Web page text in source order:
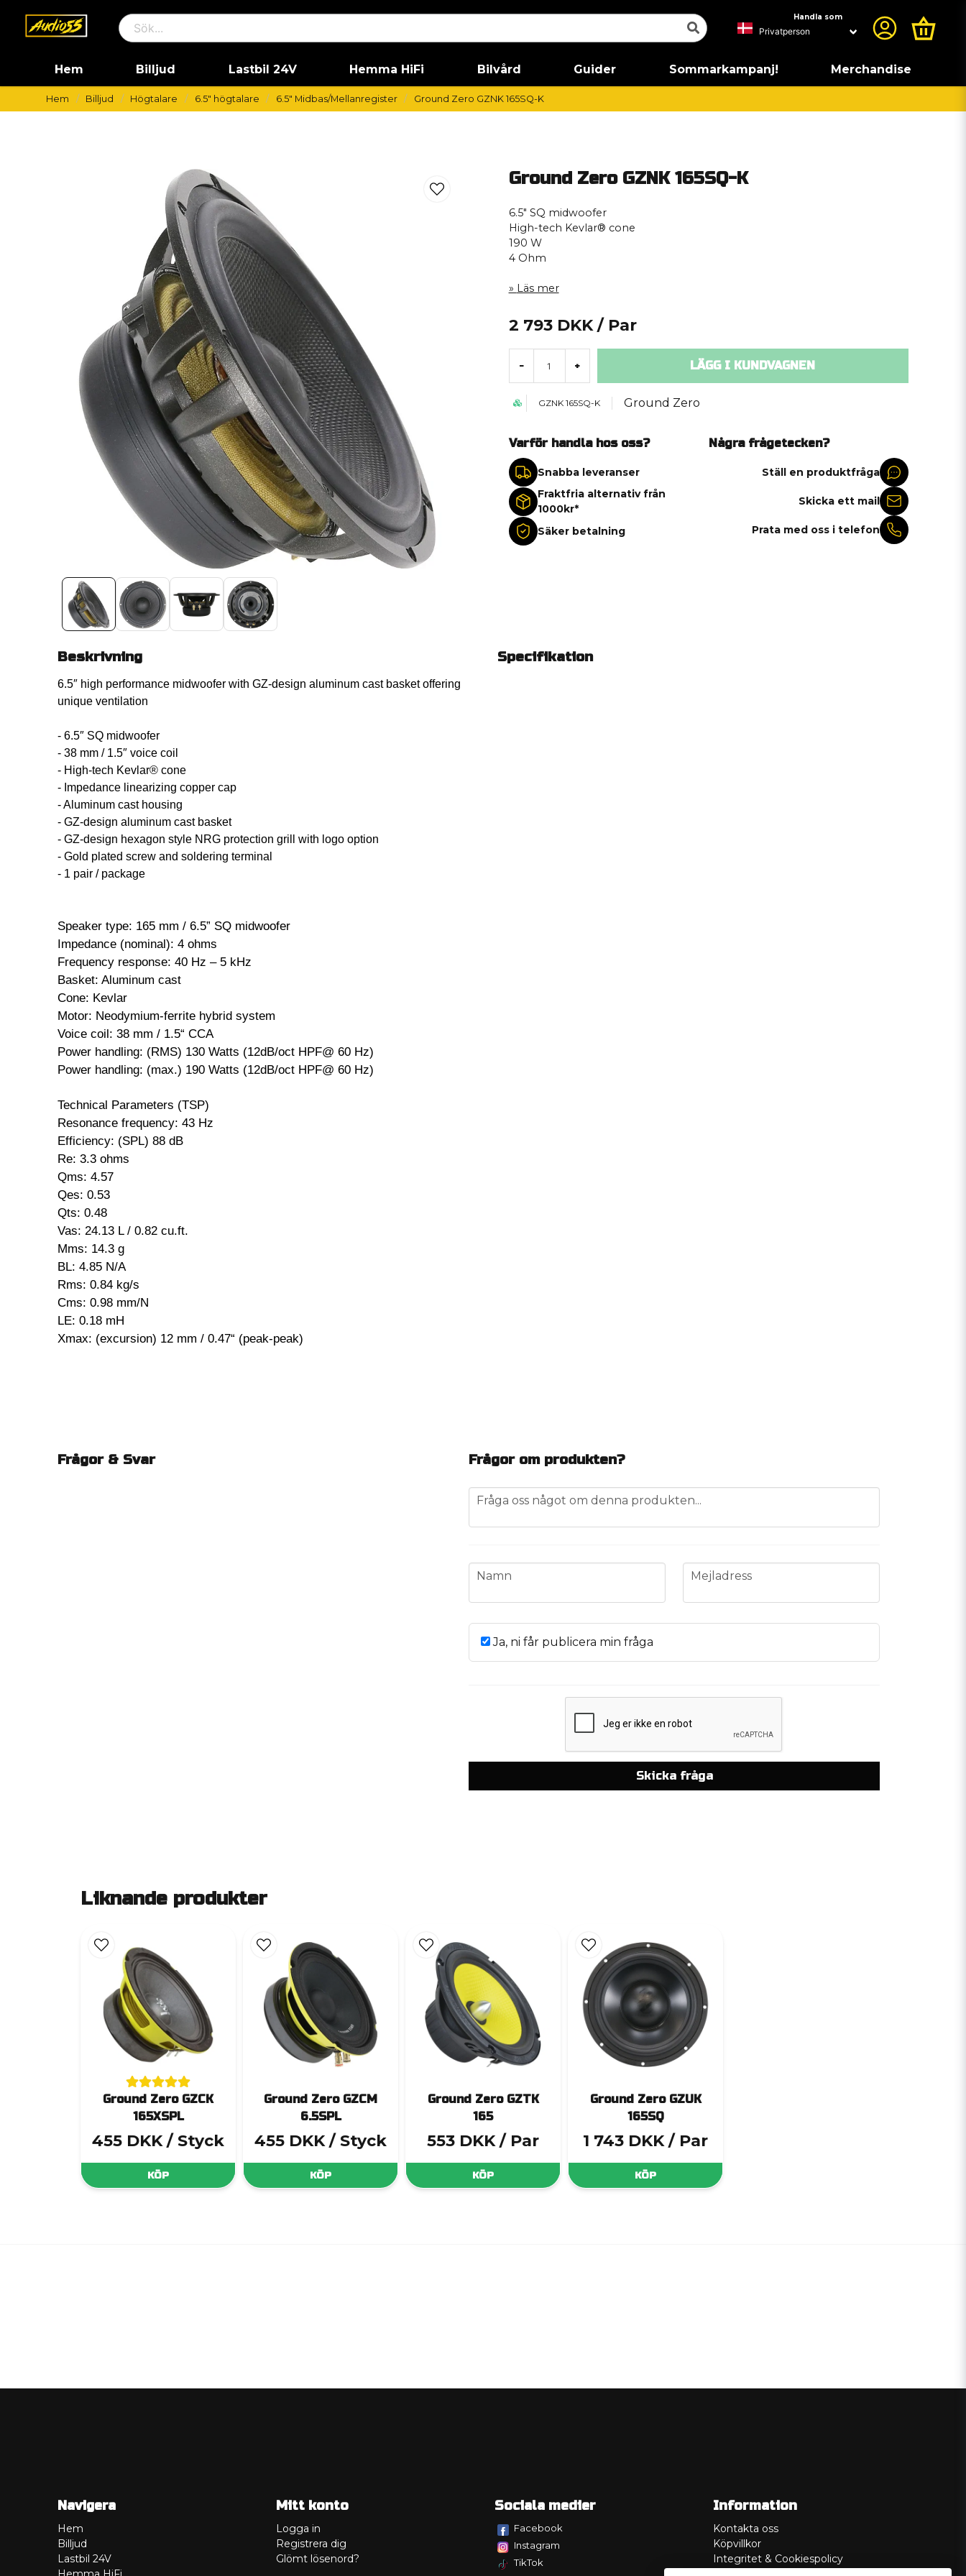
Handla som
Hem Billjud Lastbil 24V Hemma HiFi Bilvård Guider Sommarkampanj! Merchandise
Hem Billjud Högtalare 6.5" högtalare 6.5" Midbas/Mellanregister Ground Zero GZNK 165SQ-K
Ground Zero GZNK 165SQ-K
6.5″ SQ midwoofer
High-tech Kevlar® cone
190 W
4 Ohm
Läs mer
2 793 DKK / Par
- + LÄGG I KUNDVAGNEN
GZNK 165SQ-K Ground Zero
Varför handla hos oss?
Snabba leveranser
Fraktfria alternativ från
1000kr*
Säker betalning
Några frågetecken?
Ställ en produktfråga
Skicka ett mail
Prata med oss i telefon
Beskrivning
6.5″ high performance midwoofer with GZ-design aluminum cast basket offering
unique ventilation
- 6.5″ SQ midwoofer
- 38 mm / 1.5″ voice coil
- High-tech Kevlar® cone
- Impedance linearizing copper cap
- Aluminum cast housing
- GZ-design aluminum cast basket
- GZ-design hexagon style NRG protection grill with logo option
- Gold plated screw and soldering terminal
- 1 pair / package
Speaker type: 165 mm / 6.5” SQ midwoofer
Impedance (nominal): 4 ohms
Frequency response: 40 Hz – 5 kHz
Basket: Aluminum cast
Cone: Kevlar
Motor: Neodymium-ferrite hybrid system
Voice coil: 38 mm / 1.5“ CCA
Power handling: (RMS) 130 Watts (12dB/oct HPF@ 60 Hz)
Power handling: (max.) 190 Watts (12dB/oct HPF@ 60 Hz)
Technical Parameters (TSP)
Resonance frequency: 43 Hz
Efficiency: (SPL) 88 dB
Re: 3.3 ohms
Qms: 4.57
Qes: 0.53
Qts: 0.48
Vas: 24.13 L / 0.82 cu.ft.
Mms: 14.3 g
BL: 4.85 N/A
Rms: 0.84 kg/s
Cms: 0.98 mm/N
LE: 0.18 mH
Xmax: (excursion) 12 mm / 0.47“ (peak-peak)
Specifikation
Frågor & Svar Frågor om produkten?
question
Fråga oss något om denna produkten...
name
Namn email
Mejladress
Ja, ni får publicera min fråga
Skicka fråga
Liknande produkter
Ground Zero GZCK
165XSPL
455 DKK / Styck
KÖP
Ground Zero GZCM
6.5SPL
455 DKK / Styck
KÖP
Ground Zero GZTK
165
553 DKK / Par
KÖP
Ground Zero GZUK
165SQ
1 743 DKK / Par
KÖP
Navigera
Hem
Billjud
Lastbil 24V
Mitt konto
Logga in
Registrera dig
Glömt lösenord?
Sociala medier
Facebook
Instagram
TikTok
Information
Kontakta oss
Köpvillkor
Integritet & Cookiespolicy